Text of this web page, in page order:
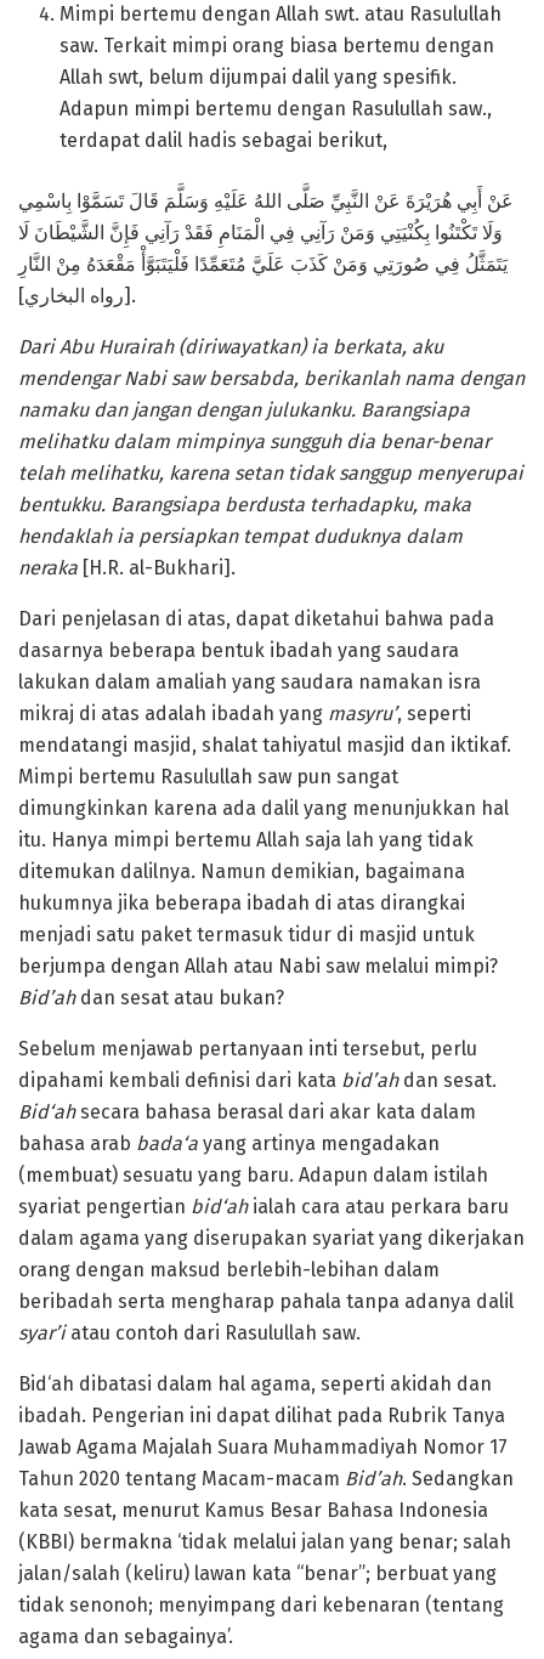
Mimpi bertemu dengan Allah swt. atau Rasulullah
saw. Terkait mimpi orang biasa bertemu dengan
Allah swt, belum dijumpai dalil yang spesifik.
Adapun mimpi bertemu dengan Rasulullah saw.,
terdapat dalil hadis sebagai berikut,
عَنْ أَبِي هُرَيْرَةَ عَنْ النَّبِيِّ صَلَّى اللهُ عَلَيْهِ وَسَلَّمَ قَالَ تَسَمَّوْا بِاسْمِي
وَلَا تَكْتَنُوا بِكُنْيَتِي وَمَنْ رَآنِي فِي الْمَنَامِ فَقَدْ رَآنِي فَإِنَّ الشَّيْطَانَ لَا
يَتَمَثَّلُ فِي صُورَتِي وَمَنْ كَذَبَ عَلَيَّ مُتَعَمِّدًا فَلْيَتَبَوَّأْ مَقْعَدَهُ مِنْ النَّارِ
[رواه البخاري].
Dari Abu Hurairah (diriwayatkan) ia berkata, aku
mendengar Nabi sawbersabda, berikanlah nama dengan
namaku dan jangan dengan julukanku. Barangsiapa
melihatku dalam mimpinya sungguh dia benar-benar
telah melihatku, karena setan tidak sanggup menyerupai
bentukku. Barangsiapa berdusta terhadapku, maka
hendaklah ia persiapkan tempat duduknya dalam
neraka [H.R. al-Bukhari].
Dari penjelasan di atas, dapat diketahui bahwa pada
dasarnya beberapa bentuk ibadah yang saudara
lakukan dalam amaliah yang saudara namakan isra
mikraj di atas adalah ibadah yang masyru’, seperti
mendatangi masjid, shalat tahiyatul masjid dan iktikaf.
Mimpi bertemu Rasulullah saw pun sangat
dimungkinkan karena ada dalil yang menunjukkan hal
itu. Hanya mimpi bertemu Allah saja lah yang tidak
ditemukan dalilnya. Namun demikian, bagaimana
hukumnya jika beberapa ibadah di atas dirangkai
menjadi satu paket termasuk tidur di masjid untuk
berjumpa dengan Allah atau Nabi saw melalui mimpi?
Bid’ahdan sesat atau bukan?
Sebelum menjawab pertanyaan inti tersebut, perlu
dipahami kembali definisi dari kata bid’ah dan sesat.
Bid‘ahsecara bahasa berasal dari akar kata dalam
bahasa arab bada‘a yang artinya mengadakan
(membuat) sesuatu yang baru. Adapun dalam istilah
syariat pengertian bid‘ahialah cara atau perkara baru
dalam agama yang diserupakan syariat yang dikerjakan
orang dengan maksud berlebih-lebihan dalam
beribadah serta mengharap pahala tanpa adanya dalil
syar’iatau contoh dari Rasulullah saw.
Bid‘ah dibatasi dalam hal agama, seperti akidah dan
ibadah. Pengerian ini dapat dilihat pada Rubrik Tanya
Jawab Agama Majalah Suara Muhammadiyah Nomor 17
Tahun 2020 tentang Macam-macam Bid’ah. Sedangkan
kata sesat, menurut Kamus Besar Bahasa Indonesia
(KBBI) bermakna ‘tidak melalui jalan yang benar; salah
jalan/salah (keliru) lawan kata “benar”; berbuat yang
tidak senonoh; menyimpang dari kebenaran (tentang
agama dan sebagainya’.